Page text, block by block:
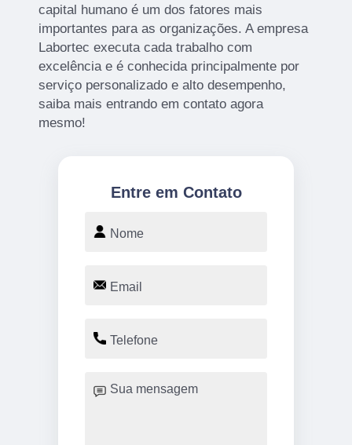
capital humano é um dos fatores mais
importantes para as organizações. A empresa
Labortec executa cada trabalho com
excelência e é conhecida principalmente por
serviço personalizado e alto desempenho,
saiba mais entrando em contato agora
mesmo!
Entre em Contato